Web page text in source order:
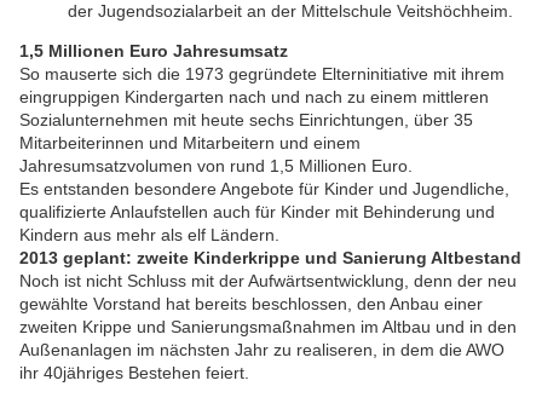
der Jugendsozialarbeit an der Mittelschule Veitshöchheim.
1,5 Millionen Euro Jahresumsatz
So mauserte sich die 1973 gegründete Elterninitiative mit ihrem
eingruppigen Kindergarten nach und nach zu einem mittleren
Sozialunternehmen mit heute sechs Einrichtungen, über 35
Mitarbeiterinnen und Mitarbeitern und einem
Jahresumsatzvolumen von rund 1,5 Millionen Euro.
Es entstanden besondere Angebote für Kinder und Jugendliche,
qualifizierte Anlaufstellen auch für Kinder mit Behinderung und
Kindern aus mehr als elf Ländern.
2013 geplant: zweite Kinderkrippe und Sanierung Altbestand
Noch ist nicht Schluss mit der Aufwärtsentwicklung, denn der neu
gewählte Vorstand hat bereits beschlossen, den Anbau einer
zweiten Krippe und Sanierungsmaßnahmen im Altbau und in den
Außenanlagen im nächsten Jahr zu realiseren, in dem die AWO
ihr 40jähriges Bestehen feiert.